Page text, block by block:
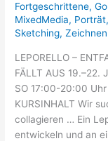
Fortgeschrittene,
MixedMedia, Porträt,
Sketching,Zeichnen
LEPORELLO –
FÄLLT AUS 19.–22.
SO 17:00-20:00
KURSINHALT Wir
collagieren … Ein
entwickeln und an